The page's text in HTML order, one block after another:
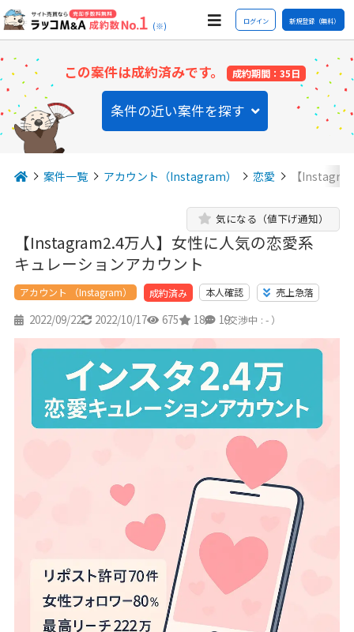
(※) ログイン 新規登録（無料）
この案件は成約済みです。 成約期間：35日
条件の近い案件を探す
案件一覧 アカウント（Instagram） 恋愛 【
【Instagram2.4万人】女性に人気の恋愛系
キュレーションアカウント
気になる（値下げ通知）
アカウント （Instagram） 成約済み 本人確認 売上急落
2022/09/22 2022/10/17 675 18 19
（交渉中 : - ）